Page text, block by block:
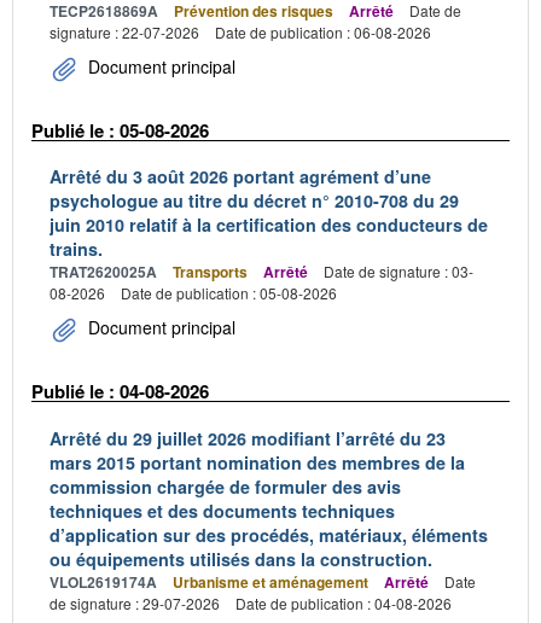
TECP2618869A Prévention des risques Arrêté
Date de
signature : 22-07-2026
Date de publication : 06-08-2026
Document principal
Publié le : 05-08-2026
Arrêté du 3 août 2026 portant agrément d’une
psychologue au titre du décret n° 2010-708 du 29
juin 2010 relatif à la certification des conducteurs de
trains.
TRAT2620025A Transports Arrêté
Date de signature : 03-
08-2026
Date de publication : 05-08-2026
Document principal
Publié le : 04-08-2026
Arrêté du 29 juillet 2026 modifiant l’arrêté du 23
mars 2015 portant nomination des membres de la
commission chargée de formuler des avis
techniques et des documents techniques
d’application sur des procédés, matériaux, éléments
ou équipements utilisés dans la construction.
VLOL2619174A Urbanisme et aménagement Arrêté
Date
de signature : 29-07-2026
Date de publication : 04-08-2026